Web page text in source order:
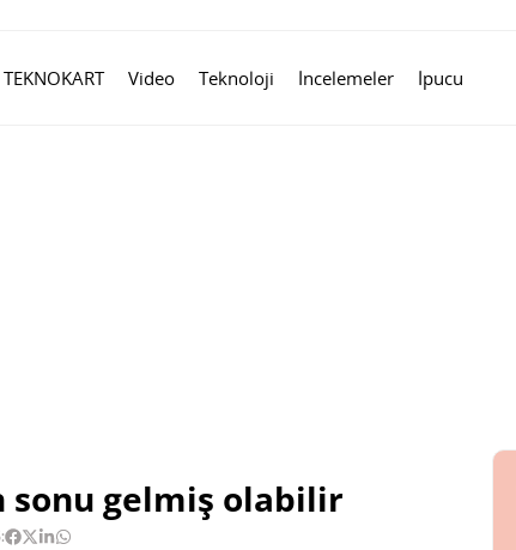
TEKNOKART Video Teknoloji İncelemeler İpucu
sonu gelmiş olabilir